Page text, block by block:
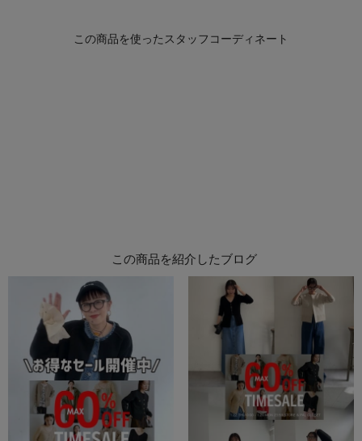
この商品を紹介したブログ